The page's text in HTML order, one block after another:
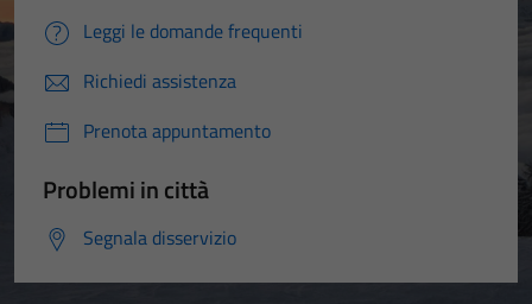
Leggi le domande frequenti
Richiedi assistenza
Prenota appuntamento
Problemi in città
Segnala disservizio